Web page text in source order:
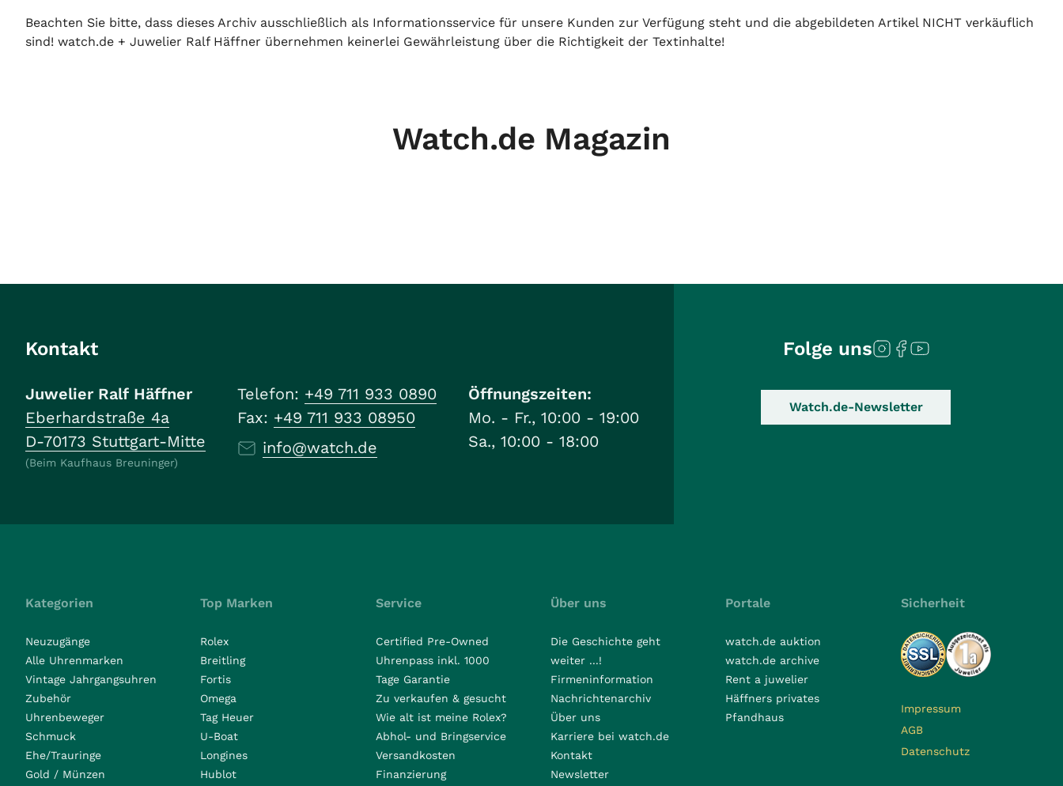
Beachten Sie bitte, dass dieses Archiv ausschließlich als Informationsservice für unsere Kunden zur Verfügung steht und die abgebildeten Artikel NICHT verkäuflich
sind! watch.de + Juwelier Ralf Häffner übernehmen keinerlei Gewährleistung über die Richtigkeit der Textinhalte!
Watch.de Magazin
Kontakt
Juwelier Ralf Häffner
Eberhardstraße 4a
D-70173 Stuttgart-Mitte
(Beim Kaufhaus Breuninger)
Telefon: +49 711 933 0890
Fax: +49 711 933 08950
info@watch.de
Öffnungszeiten:
Mo. - Fr., 10:00 - 19:00
Sa., 10:00 - 18:00
Folge uns
Watch.de-Newsletter
Kategorien
Neuzugänge
Alle Uhrenmarken
Vintage Jahrgangsuhren
Zubehör
Uhrenbeweger
Schmuck
Ehe/Trauringe
Gold / Münzen
Top Marken
Rolex
Breitling
Fortis
Omega
Tag Heuer
U-Boat
Longines
Hublot
Service
Certified Pre-Owned
Uhrenpass inkl. 1000
Tage Garantie
Zu verkaufen & gesucht
Wie alt ist meine Rolex?
Abhol- und Bringservice
Versandkosten
Finanzierung
Über uns
Die Geschichte geht
weiter ...!
Firmeninformation
Nachrichtenarchiv
Über uns
Karriere bei watch.de
Kontakt
Newsletter
Portale
watch.de auktion
watch.de archive
Rent a juwelier
Häffners privates
Pfandhaus
Sicherheit
Impressum
AGB
Datenschutz